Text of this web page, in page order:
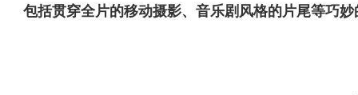
包括贯穿全片的移动摄影、音乐剧风格的片尾等巧